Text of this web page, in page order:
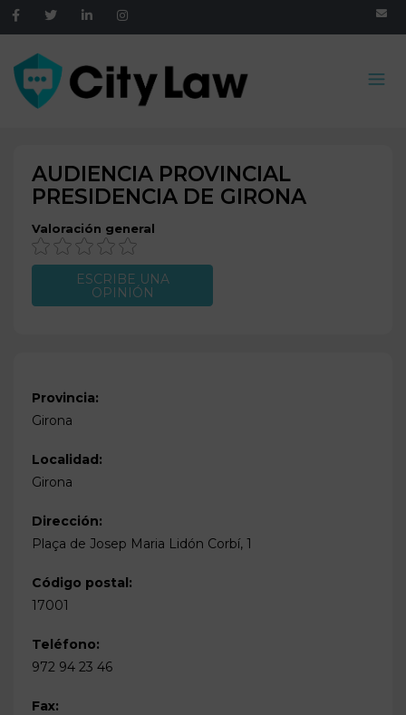
AUDIENCIA PROVINCIAL
PRESIDENCIA DE GIRONA
Valoración general
ESCRIBE UNA
OPINIÓN
Provincia:
Girona
Localidad:
Girona
Dirección:
Plaça de Josep Maria Lidón Corbí, 1
Código postal:
17001
Teléfono:
972 94 23 46
Fax: